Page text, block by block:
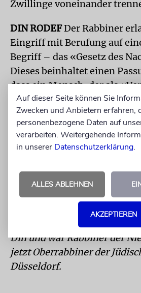
Zwillinge voneinander
DIN RODEFDer Rabbiner
Eingriff mit Berufung auf
Begriff – das «Gesetz des
Dieses beinhaltet einen
dass ein Mensch, der als
gilt, getötet werden darf,
anderen lebensgefährlich
anderen Möglichkeiten
zu retten. Wenn, wie im
der Zwillinge das Leben des
bedroht, kann dieser
«Nachrückender»
Der Autor ist Dayan beim
Din und war Rabbiner der
jetzt Oberrabbiner der
Düsseldorf.
Auf dieser Seite können Sie
Zwecken und Anbietern erfahren,
personenbezogene Daten auf
verarbeiten. Weitergehende
in unserer Datenschutzerklärung.
ALLES ABLEHNEN
AKZEPTIEREN